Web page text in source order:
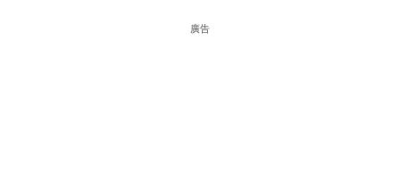
廣告